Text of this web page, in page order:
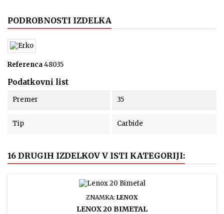
PODROBNOSTI IZDELKA
Referenca48035
Podatkovni list
Premer 35
Tip Carbide
16 DRUGIH IZDELKOV V ISTI KATEGORIJI:
ZNAMKA: LENOX
LENOX 20 BIMETAL